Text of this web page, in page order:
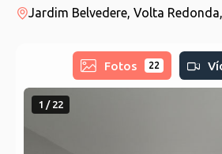
Jardim Belvedere, Volta
Fotos 22
1 / 22